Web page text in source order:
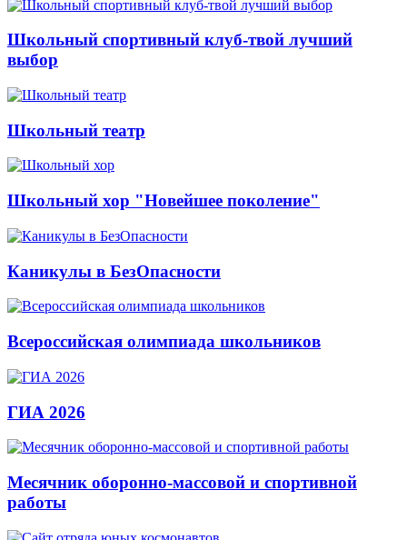
Школьный спортивный клуб-твой лучший
выбор
Школьный театр
Школьный хор "Новейшее поколение"
Каникулы в БезОпасности
Всероссийская олимпиада школьников
ГИА 2026
Месячник оборонно-массовой и спортивной
работы